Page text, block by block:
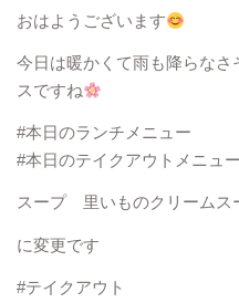
おはようございます
今日は暖かくて雨も降らな
スですね
#本日のランチメニュー
#本日のテイクアウトメニュー
スープ 里いものクリームス
に変更です
#テイクアウト